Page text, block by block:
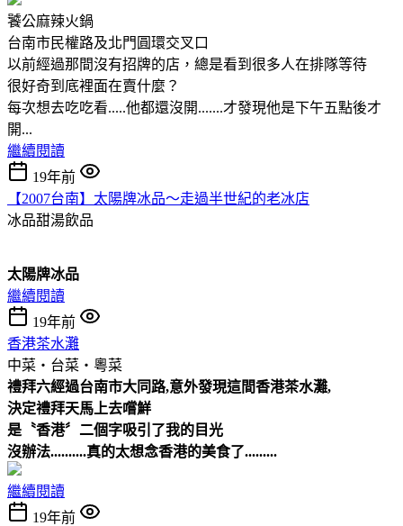
饕公麻辣火鍋
台南市民權路及北門圓環交叉口
以前經過那間沒有招牌的店，總是看到很多人在排隊等待
很好奇到底裡面在賣什麼？
每次想去吃吃看.....他都還沒開.......才發現他是下午五點後才
開...
繼續閱讀
19年前
【2007台南】太陽牌冰品～走過半世紀的老冰店
冰品甜湯飲品
太陽牌冰品
繼續閱讀
19年前
香港茶水灘
中菜‧台菜‧粵菜
禮拜六經過台南市大同路,意外發現這間香港茶水灘,
決定禮拜天馬上去嚐鮮
是〝香港〞二個字吸引了我的目光
沒辦法..........真的太想念香港的美食了.........
繼續閱讀
19年前